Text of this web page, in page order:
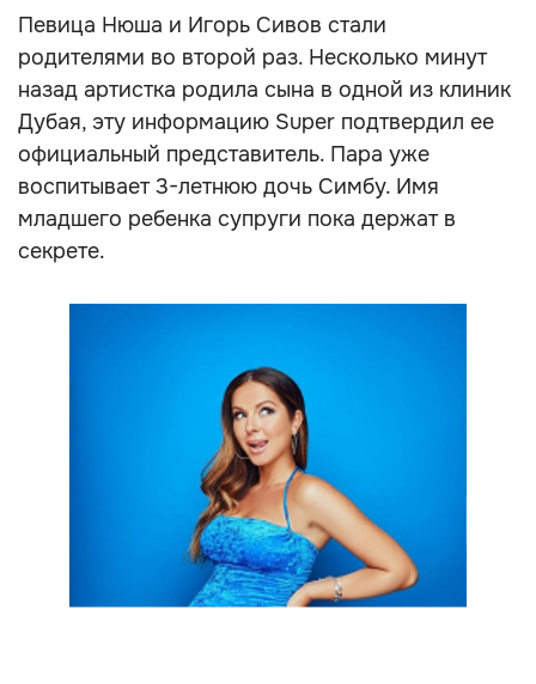
Певица Нюша и Игорь Сивов стали
родителями во второй раз. Несколько минут
назад артистка родила сына в одной из клиник
Дубая, эту информацию Super подтвердил ее
официальный представитель. Пара уже
воспитывает 3-летнюю дочь Симбу. Имя
младшего ребенка супруги пока держат в
секрете.